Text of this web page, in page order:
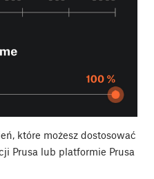
które możesz dostosować
Prusa lub platformie Prusa